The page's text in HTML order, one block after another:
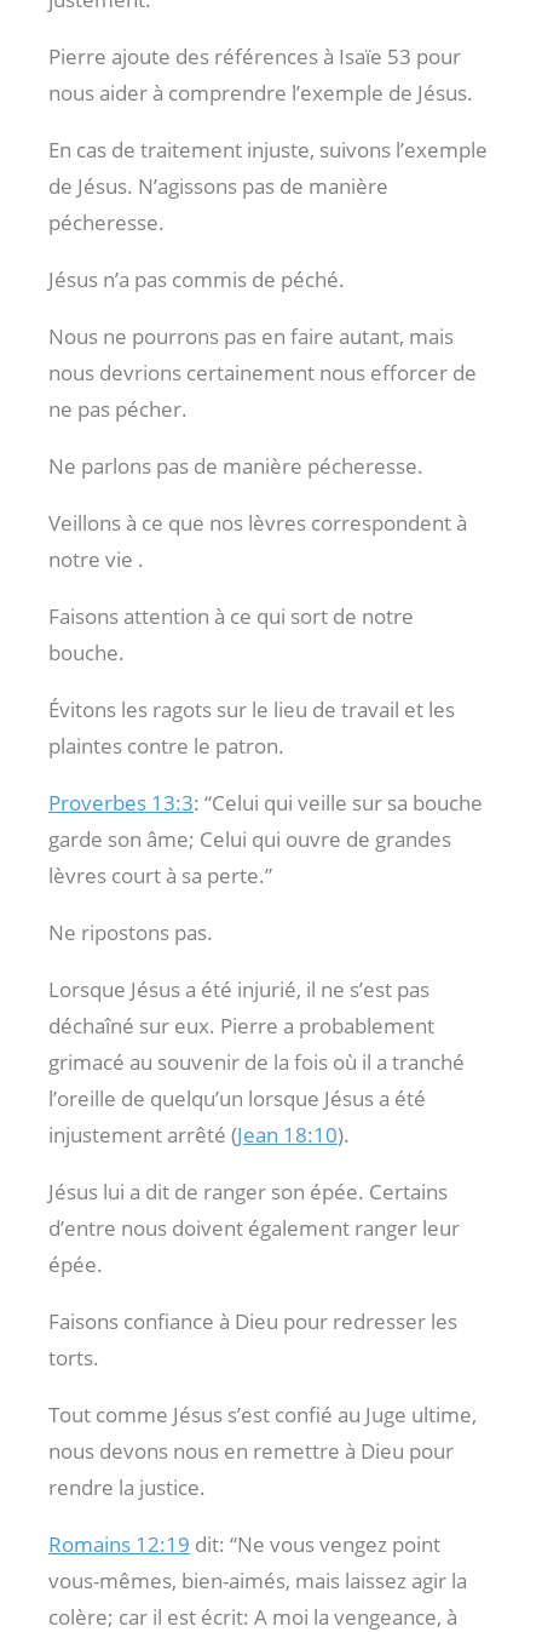
Pierre ajoute des références à Isaïe 53 pour
nous aider à comprendre l’exemple de Jésus.
En cas de traitement injuste, suivons l’exemple
de Jésus. N’agissons pas de manière
pécheresse.
Jésus n’a pas commis de péché.
Nous ne pourrons pas en faire autant, mais
nous devrions certainement nous efforcer de
ne pas pécher.
Ne parlons pas de manière pécheresse.
Veillons à ce que nos lèvres correspondent à
notre vie .
Faisons attention à ce qui sort de notre
bouche.
Évitons les ragots sur le lieu de travail et les
plaintes contre le patron.
Proverbes 13:3: “Celui qui veille sur sa bouche
garde son âme; Celui qui ouvre de grandes
lèvres court à sa perte.”
Ne ripostons pas.
Lorsque Jésus a été injurié, il ne s’est pas
déchaîné sur eux. Pierre a probablement
grimacé au souvenir de la fois où il a tranché
l’oreille de quelqu’un lorsque Jésus a été
injustement arrêté (Jean 18:10).
Jésus lui a dit de ranger son épée. Certains
d’entre nous doivent également ranger leur
épée.
Faisons confiance à Dieu pour redresser les
torts.
Tout comme Jésus s’est confié au Juge ultime,
nous devons nous en remettre à Dieu pour
rendre la justice.
Romains 12:19 dit: “Ne vous vengez point
vous-mêmes, bien-aimés, mais laissez agir la
colère; car il est écrit: A moi la vengeance, à